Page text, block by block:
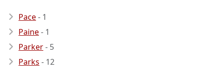
Pace- 1
Paine- 1
Parker- 5
Parks - 12